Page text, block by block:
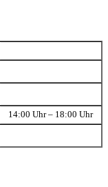
14:00 Uhr – 18:00 Uhr